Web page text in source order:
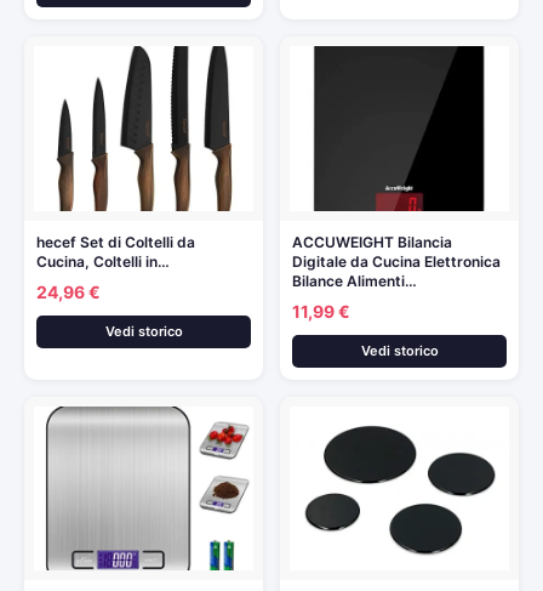
hecef Set di Coltelli da
Cucina, Coltelli in…
24,96 €
Vedi storico
ACCUWEIGHT Bilancia
Digitale da Cucina Elettronica
Bilance Alimenti…
11,99 €
Vedi storico